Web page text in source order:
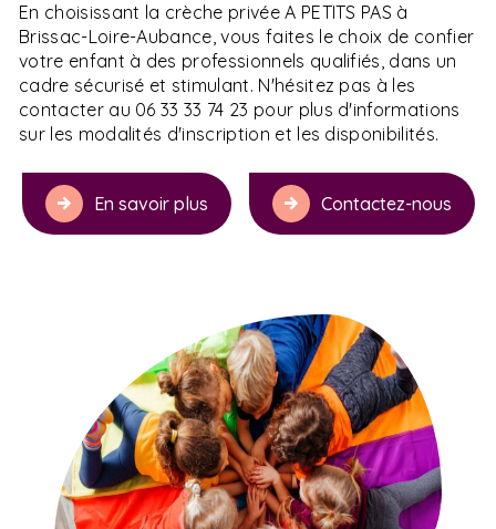
En choisissant la crèche privée A PETITS PAS à
Brissac-Loire-Aubance, vous faites le choix de confier
votre enfant à des professionnels qualifiés, dans un
cadre sécurisé et stimulant. N'hésitez pas à les
contacter au 06 33 33 74 23 pour plus d'informations
sur les modalités d'inscription et les disponibilités.
En savoir plus Contactez-nous